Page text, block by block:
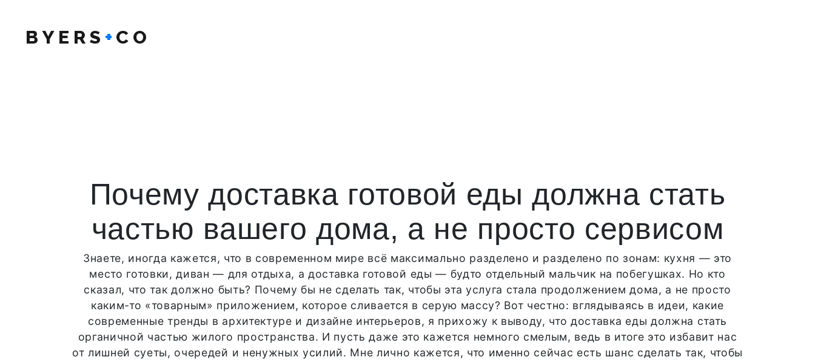
BYERS + CO
Почему доставка готовой еды должна стать
частью вашего дома, а не просто сервисом
Знаете, иногда кажется, что в современном мире всё максимально разделено и разделено по зонам: кухня — это
место готовки, диван — для отдыха, а доставка готовой еды — будто отдельный мальчик на побегушках. Но кто
сказал, что так должно быть? Почему бы не сделать так, чтобы эта услуга стала продолжением дома, а не просто
каким-то «товарным» приложением, которое сливается в серую массу? Вот честно: вглядываясь в идеи, какие
современные тренды в архитектуре и дизайне интерьеров, я прихожу к выводу, что доставка еды должна стать
органичной частью жилого пространства. И пусть даже это кажется немного смелым, ведь в итоге это избавит нас
от лишней суеты, очередей и ненужных усилий. Мне лично кажется, что именно сейчас есть шанс сделать так, чтобы